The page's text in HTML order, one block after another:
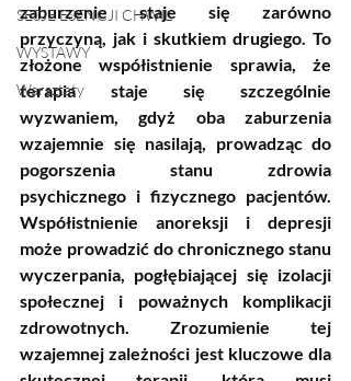
SESJE ESENCJI CHWIL
WYSTAWY
Warsztaty
zaburzenie staje się zarówno
przyczyną, jak i skutkiem drugiego. To
złożone współistnienie sprawia, że
terapia staje się szczególnie
wyzwaniem, gdyż oba zaburzenia
wzajemnie się nasilają, prowadząc do
pogorszenia stanu zdrowia
psychicznego i fizycznego pacjentów.
Współistnienie anoreksji i depresji
może prowadzić do chronicznego stanu
wyczerpania, pogłębiającej się izolacji
społecznej i poważnych komplikacji
zdrowotnych. Zrozumienie tej
wzajemnej zależności jest kluczowe dla